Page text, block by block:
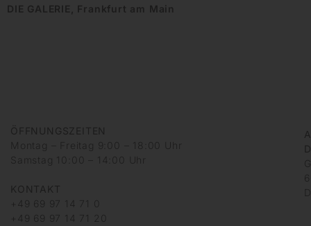
DIE GALERIE, Frankfurt am Main
ÖFFNUNGSZEITEN
Montag – Freitag 9:00 – 18:00 Uhr
Samstag 10:00 – 14:00 Uhr
KONTAKT
+49 69 97 14 71 0
+49 69 97 14 71 20